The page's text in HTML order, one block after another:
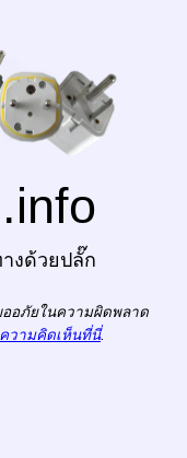
งด้วยปลั๊ก
อภัยในความผิดพลาด
วามคิดเห็นที่นี่.